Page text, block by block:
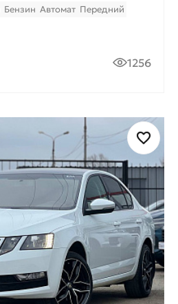
Бензин Автомат Передний
1256